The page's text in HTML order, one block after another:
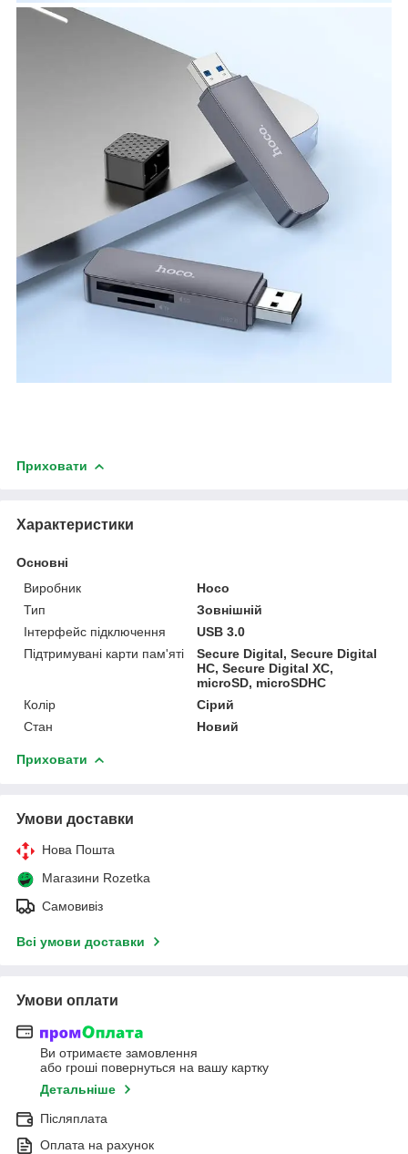
Приховати
Характеристики
Основні
Виробник
Hoco
Тип
Зовнішній
Інтерфейс підключення
USB 3.0
Підтримувані карти пам'яті
Secure Digital, Secure Digital
HC, Secure Digital XC,
microSD, microSDHC
Колір
Сірий
Стан
Новий
Приховати
Умови доставки
Нова Пошта
Магазини Rozetka
Самовивіз
Всі умови доставки
Умови оплати
Ви отримаєте замовлення
або гроші повернуться на вашу картку
Детальніше
Післяплата
Оплата на рахунок